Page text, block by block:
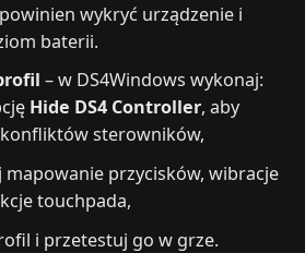
wykryć urządzenie i
baterii.
– w DS4Windows wykonaj:
Hide DS4 Controller, aby
sterowników,
mapowanie przycisków, wibracje
touchpada,
i przetestuj go w grze.